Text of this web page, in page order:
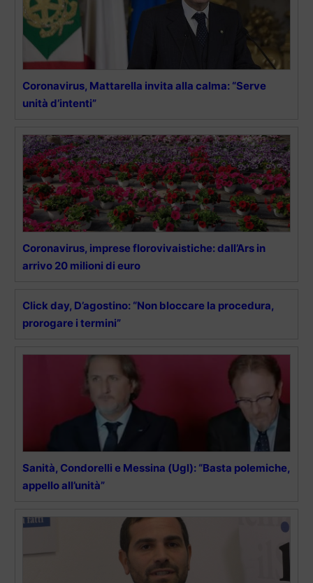
Coronavirus, Mattarella invita alla calma: “Serve
unità d’intenti”
Coronavirus, imprese florovivaistiche: dall’Ars in
arrivo 20 milioni di euro
Click day, D’agostino: “Non bloccare la procedura,
prorogare i termini”
Sanità, Condorelli e Messina (Ugl): “Basta polemiche,
appello all’unità”